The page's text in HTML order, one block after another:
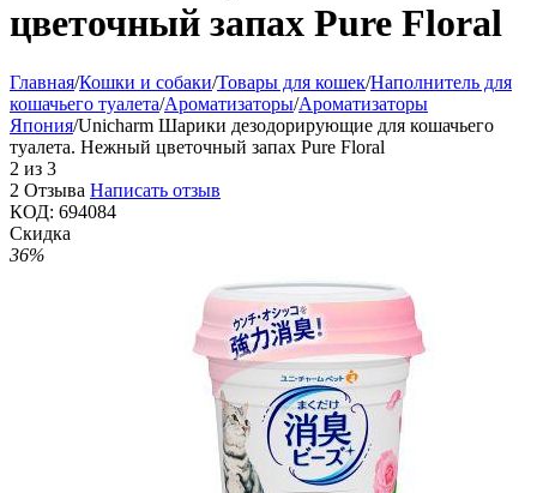
цветочный запах Pure Floral
Главная/Кошки и собаки/Товары для кошек/Наполнитель для
кошачьего туалета/Ароматизаторы/Ароматизаторы
Япония/Unicharm Шарики дезодорирующие для кошачьего
туалета. Нежный цветочный запах Pure Floral
2 из 3
2 Отзыва Написать отзыв
КОД: 694084
Скидка
36%